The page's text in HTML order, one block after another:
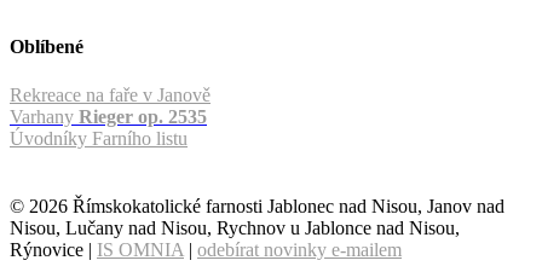
Oblíbené
Rekreace na faře v Janově
Varhany Rieger op. 2535
Úvodníky Farního listu
© 2026 Římskokatolické farnosti Jablonec nad Nisou, Janov nad
Nisou, Lučany nad Nisou, Rychnov u Jablonce nad Nisou,
Rýnovice | IS OMNIA | odebírat novinky e-mailem